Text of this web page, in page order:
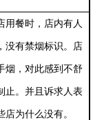
用餐时，店内有人
没有禁烟标识。店
烟，对此感到不舒
止。并且诉求人表
店为什么没有。